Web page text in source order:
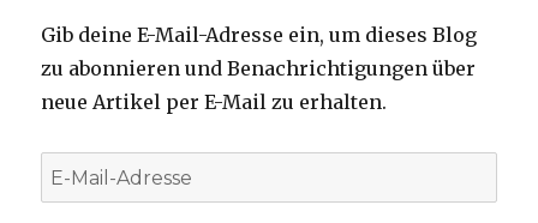
Gib deine E-Mail-Adresse ein, um dieses Blog
zu abonnieren und Benachrichtigungen über
neue Artikel per E-Mail zu erhalten.
E-
Mail-